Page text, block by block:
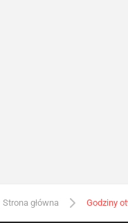
Strona główna Godziny